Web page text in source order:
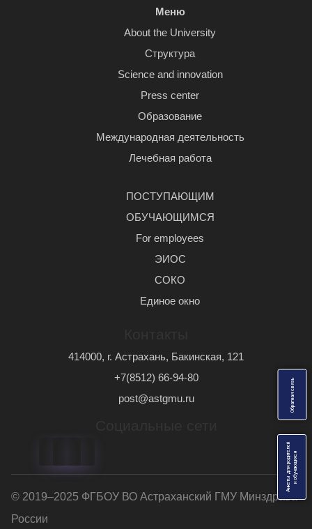
О
б
р
а
т
н
а
я
с
в
я
з
ь
Анкеты для родителей иобучающихс
я
Меню
About the University
Структура
Science and innovation
Press center
Образование
Международная деятельность
Лечебная работа
ПОСТУПАЮЩИМ
ОБУЧАЮЩИМСЯ
For employees
ЭИОС
СОКО
Единое окно
414000, г. Астрахань, Бакинская, 121
+7(8512) 66-94-80
post@astgmu.ru
© 2019–2025 ФГБОУ ВО Астраханский ГМУ Минздрава
России